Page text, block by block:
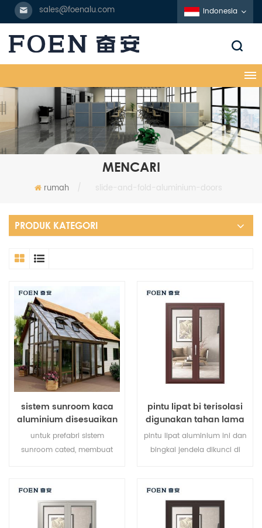
sales@foenalu.com Indonesia
MENCARI
rumah / slide-and-fold-aluminium-doors
PRODUK KATEGORI
sistem sunroom kaca
aluminium disesuaikan
untuk prefabri sistem
sunroom cated, membuat
pintu lipat bi terisolasi
digunakan tahan lama
untuk hotel tepi laut
pintu lipat aluminium ini dan
bingkai jendela dikunci di
anti-pencurian sangat baik.
berbagai jenis pintu untuk
memenuhi berbagai